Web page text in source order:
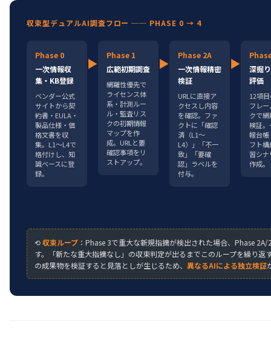
収束型デュアルAI調査フロー ── PHASE 0 → 4
Phase 0
一次情報収
集・KB登録
ベンダー公式
サイトから契
約書・EULA・
製品仕様・価
格文書を収
集。L1〜L4で
格付けし、知
識ベースに登
録。
▶
Phase 1
広範初期調査
網羅性優先で
ライセンス体
系・計測ルー
ル・監査リス
クの初期情報
マップを作
成。URLと要
確認事項をリ
ストアップ。
▶
Phase 2A
一次情報精密
検証
URLに直接ア
クセスし内容
を確認。ファ
クトに「確認
済（L1〜
L4）」「不一
致」「要確
認」ラベルを
付与。
▶
深掘
評価
12項
フレ
クで
検証
報台
フト
習シ
作成。
⟲収束ループ ：Phase 3で重大な新規指摘が検出された場合、Phase
す。「新たな重大指摘なし」の収束判定が出るまでこのループを繰り
の成果物を検証すると見落としが生じるため、 異なるAIによる独立検証